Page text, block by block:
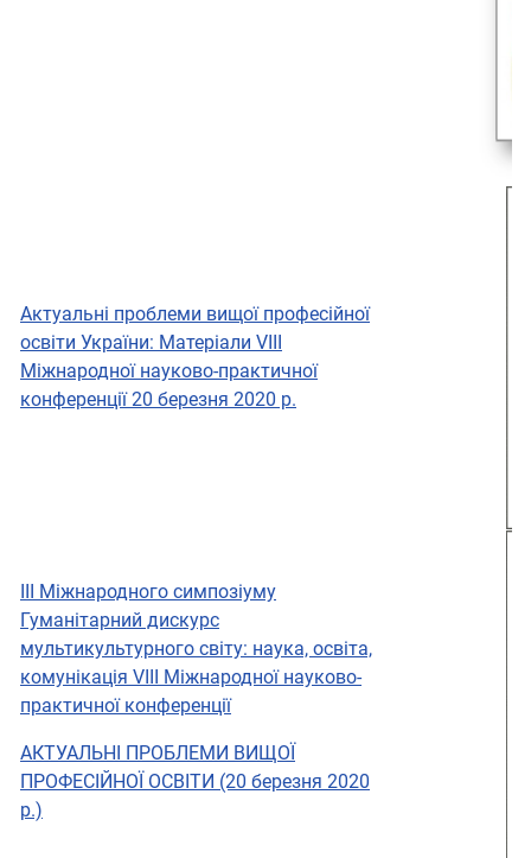
Актуальні проблеми вищої професійної
освіти України: Матеріали VІIІ
Міжнародної науково-практичної
конференції 20 березня 2020 р.
III Міжнародного симпозіуму
Гуманітарний дискурс
мультикультурного світу: наука, освіта,
комунікація VІII Міжнародної науково-
практичної конференції
АКТУАЛЬНІ ПРОБЛЕМИ ВИЩОЇ
ПРОФЕСІЙНОЇ ОСВІТИ (20 березня 2020
р.)